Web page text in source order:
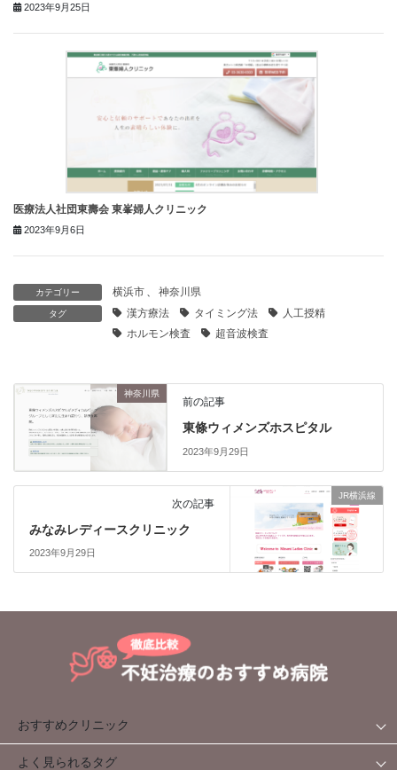
2023年9月25日
医療法人社団東壽会 東峯婦人クリニック
2023年9月6日
カテゴリー 横浜市 、 神奈川県
タグ 漢方療法 タイミング法
人工授精
ホルモン検査
超音波検査
神奈川県
前の記事
東條ウィメンズホスピタル
2023年9月29日
JR横浜線
次の記事
みなみレディースクリニック
2023年9月29日
おすすめクリニック
よく見られるタグ